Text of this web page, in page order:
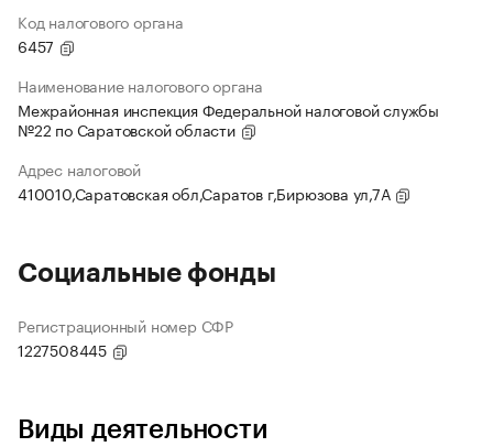
Код налогового органа
6457
Наименование налогового органа
Межрайонная инспекция Федеральной налоговой службы
№22 по Саратовской области
Адрес налоговой
410010,Саратовская обл,Саратов г,Бирюзова ул,7А
Социальные фонды
Регистрационный номер СФР
1227508445
Виды деятельности